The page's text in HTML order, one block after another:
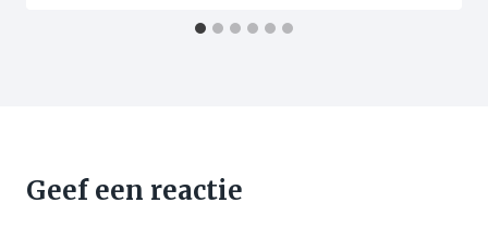
Geef een reactie